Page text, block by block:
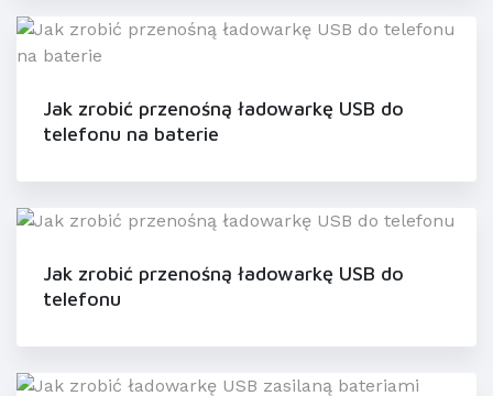
Jak zrobić przenośną ładowarkę USB do
telefonu na baterie
Jak zrobić przenośną ładowarkę USB do
telefonu